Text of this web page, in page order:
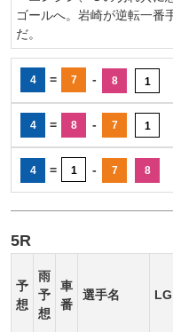
ゴールへ。岩崎が逆転一番
だ。
4 = 7 - 8 1
4 = 8 - 7 1
4 = 1 - 7 8
5R
予
想
雨
予
想
車
番
選手名 LG